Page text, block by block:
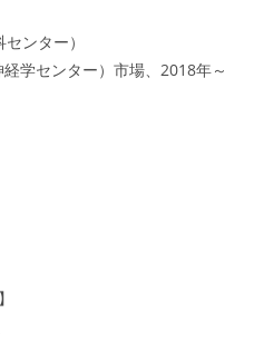
ンター）
学センター）市場、2018年～